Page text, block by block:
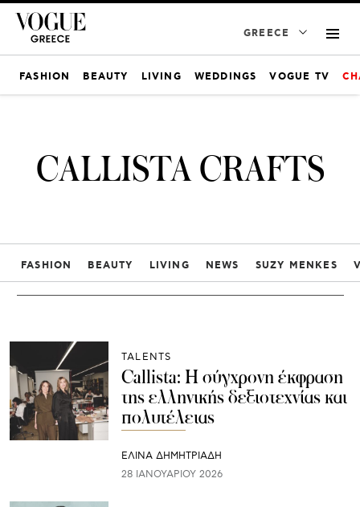
GREECE
FASHION BEAUTY LIVING WEDDINGS VOGUE TV
CALLISTA CRAFTS
FASHION BEAUTY LIVING NEWS SUZY MENKES
TALENTS
Callista: Η σύγχρονη έκφραση
της ελληνικής δεξιοτεχνίας και
πολυτέλειας
ΕΛΙΝΑ ΔΗΜΗΤΡΙΑΔΗ
28 ΙΑΝΟΥΑΡΊΟΥ 2026